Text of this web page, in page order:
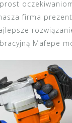
firma
Mafepe